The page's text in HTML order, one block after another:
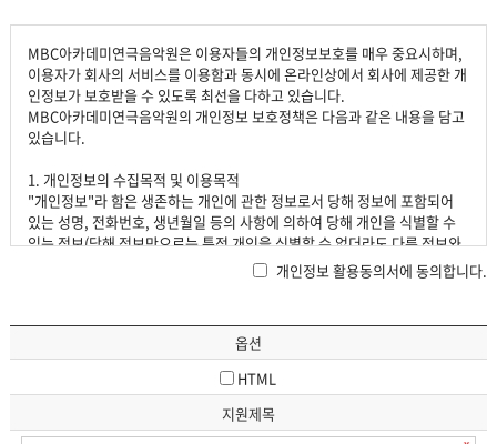
MBC아카데미연극음악원은 이용자들의 개인정보보호를 매우 중요시하며,
이용자가 회사의 서비스를 이용함과 동시에 온라인상에서 회사에 제공한 개
인정보가 보호받을 수 있도록 최선을 다하고 있습니다.
MBC아카데미연극음악원의 개인정보 보호정책은 다음과 같은 내용을 담고
있습니다.
1. 개인정보의 수집목적 및 이용목적
"개인정보"라 함은 생존하는 개인에 관한 정보로서 당해 정보에 포함되어
있는 성명, 전화번호, 생년월일 등의 사항에 의하여 당해 개인을 식별할 수
있는 정보(당해 정보만으로는 특정 개인을 식별할 수 없더라도 다른 정보와
용이하게 결합하여 식별할 수 있는 것을 포함)를 말합니다. 각 수집 정보별
서비스의 제공
- E-mail 주소, 전화번호, 휴대폰번호 : 고지사항 전달, 본인의사 확인, 불만
처리 등 원활한 의사소통 경로의 확보, 새로운 서비스/신상품/이벤트 정보
등 최신 정보의 안내
- 주소, 휴대폰번호 : 우편물 발송 시 정확한 배송지의 확보
- 그 외 선택 항목 : 개인맞춤서비스를 제공하기 위한 자료
개인정보 활용동의서에 동의합니다.
옵션
HTML
지원제목